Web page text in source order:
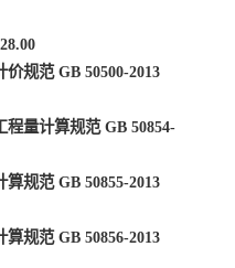
规范 GB 50500-2013
程量计算规范 GB 50854-
规范 GB 50855-2013
规范 GB 50856-2013